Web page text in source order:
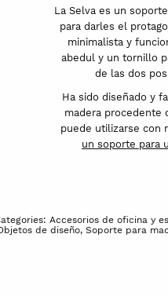
La Selva es un
para darles el
minimalista y
abedul y un tornillo
de las dos
Ha sido diseñado y
madera procedente
puede utilizarse con
un soporte para
Accesorios de oficina y
de diseño, Soporte para